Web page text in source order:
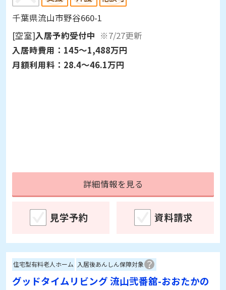
千葉県流山市野谷660-1
[空室]入居予約受付中 ※7/27更新
入居時費用： 145～1,488万円
月額利用料： 28.4～46.1万円
詳細情報を見る
見学予約 資料請求
住宅型有料老人ホーム 入居後あんしん保障対象
グッドタイムリビング 流山弐番舘-おおたかの